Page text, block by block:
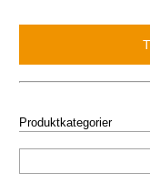
Produktkategorier